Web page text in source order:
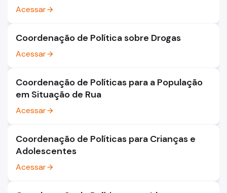
Acessararrow_forward
Coordenação de Política sobre Drogas
Acessararrow_forward
Coordenação de Políticas para a População
em Situação de Rua
Acessararrow_forward
Coordenação de Políticas para Crianças e
Adolescentes
Acessararrow_forward